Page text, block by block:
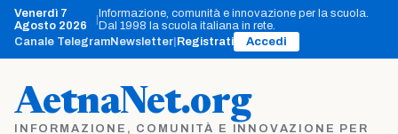
Vai
contenuto
Venerdì 7
Agosto 2026
Informazione, comunità e innovazione per la scuola.
Dal 1998 la scuola italiana in rete.
Canale TelegramNewsletter Registrati Accedi
AetnaNet.org
INFORMAZIONE, COMUNITÀ E INNOVAZIONE PER